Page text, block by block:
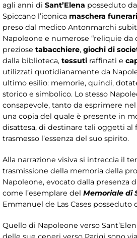
agli anni di Sant’Elena posseduto
Spiccano l’iconica maschera
preso dal medico Antonmarchi
Napoleone e numerose “reliquie da
preziose tabacchiere, giochi di
dalla biblioteca, tessuti raffinati e
utilizzati quotidianamente da
ultimo esilio: memorie, quindi,
storico e simbolico. Lo stesso
consapevole, tanto da esprimere
una copia del quale è presente in
disattesa, di destinare tali oggetti al
trasmesso l’essenza del suo spirito.
Alla narrazione visiva si intreccia il
trasmissione della memoria della
Napoleone, evocato dalla presenza
come l’esemplare del Memoriale di
Emmanuel de Las Cases
Quello di Napoleone verso